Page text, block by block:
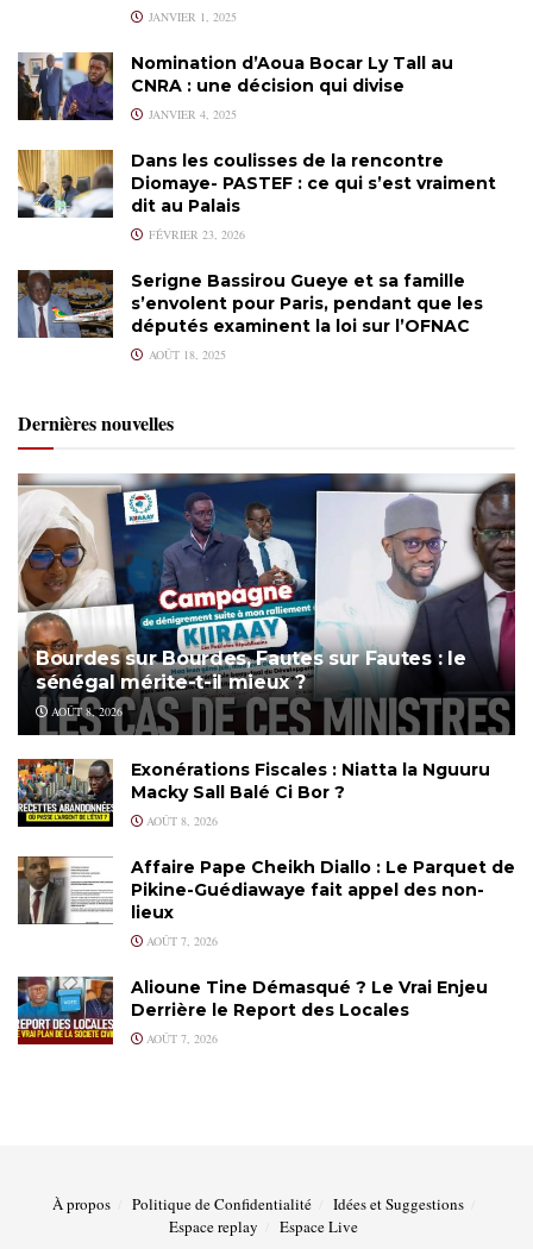
JANVIER 1, 2025
Nomination d’Aoua Bocar Ly Tall au
CNRA : une décision qui divise
JANVIER 4, 2025
Dans les coulisses de la rencontre
Diomaye- PASTEF : ce qui s’est vraiment
dit au Palais
FÉVRIER 23, 2026
Serigne Bassirou Gueye et sa famille
s’envolent pour Paris, pendant que les
députés examinent la loi sur l’OFNAC
AOÛT 18, 2025
Dernières nouvelles
Bourdes sur Bourdes, Fautes sur Fautes : le
sénégal mérite-t-il mieux ?
AOÛT 8, 2026
Exonérations Fiscales : Niatta la Nguuru
Macky Sall Balé Ci Bor ?
AOÛT 8, 2026
Affaire Pape Cheikh Diallo : Le Parquet de
Pikine-Guédiawaye fait appel des non-
lieux
AOÛT 7, 2026
Alioune Tine Démasqué ? Le Vrai Enjeu
Derrière le Report des Locales
AOÛT 7, 2026
À propos Politique de Confidentialité
Idées et Suggestions
Espace replay
Espace Live